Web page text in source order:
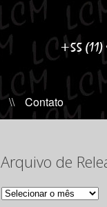
\\ Contato
Arquivo de
Arquivo